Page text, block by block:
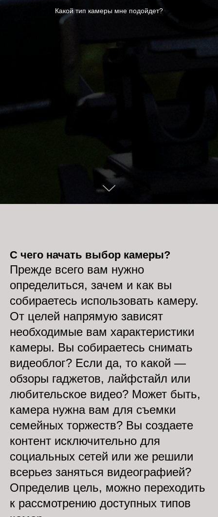
Какой тип камеры мне подойдет?
С чего начать выбор камеры?
Прежде всего вам нужно
определиться, зачем и как вы
собираетесь использовать камеру.
От целей напрямую зависят
необходимые вам характеристики
камеры. Вы собираетесь снимать
видеоблог? Если да, то какой —
обзоры гаджетов, лайфстайл или
любительское видео? Может быть,
камера нужна вам для съемки
семейных торжеств? Вы создаете
контент исключительно для
социальных сетей или же решили
всерьез заняться видеографией?
Определив цель, можно переходить
к рассмотрению доступных типов